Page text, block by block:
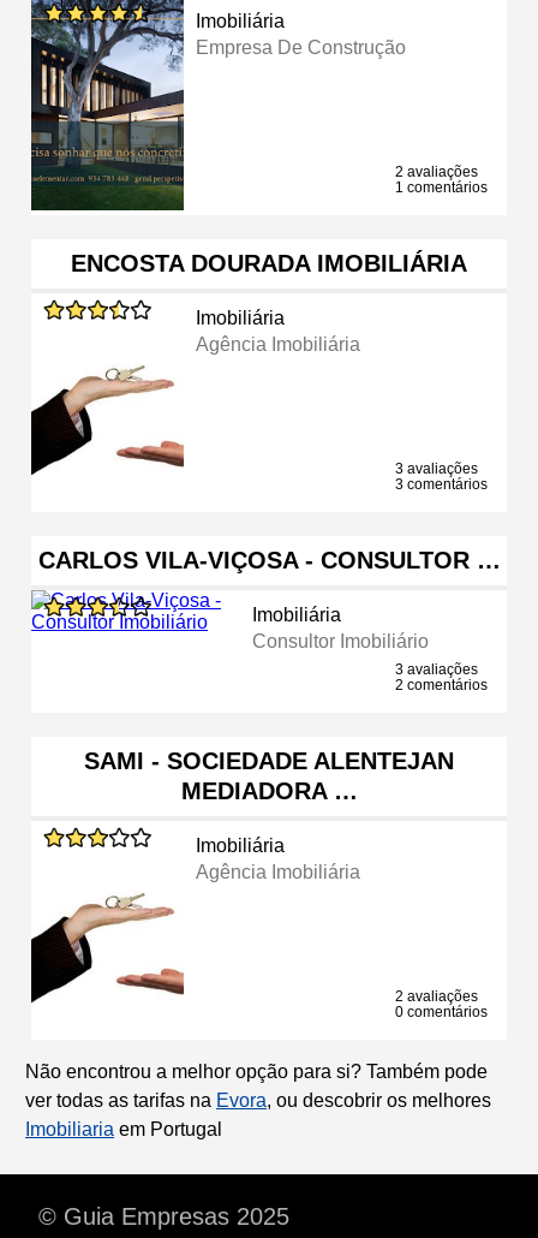
Imobiliária
Empresa De Construção
2 avaliações
1 comentários
ENCOSTA DOURADA IMOBILIÁRIA
Imobiliária
Agência Imobiliária
3 avaliações
3 comentários
CARLOS VILA-VIÇOSA - CONSULTOR …
Imobiliária
Consultor Imobiliário
3 avaliações
2 comentários
SAMI - SOCIEDADE ALENTEJAN
MEDIADORA …
Imobiliária
Agência Imobiliária
2 avaliações
0 comentários
Não encontrou a melhor opção para si? Também pode
ver todas as tarifas na Evora, ou descobrir os melhores
Imobiliaria em Portugal
© Guia Empresas 2025